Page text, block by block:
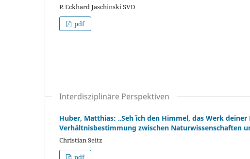
P. Eckhard Jaschinski SVD
pdf
Interdisziplinäre Perspektiven
Huber, Matthias: „Seh` ich den Himmel, das Werk
Verhältnisbestimmung zwischen Naturwissenschaften
Christian Seitz